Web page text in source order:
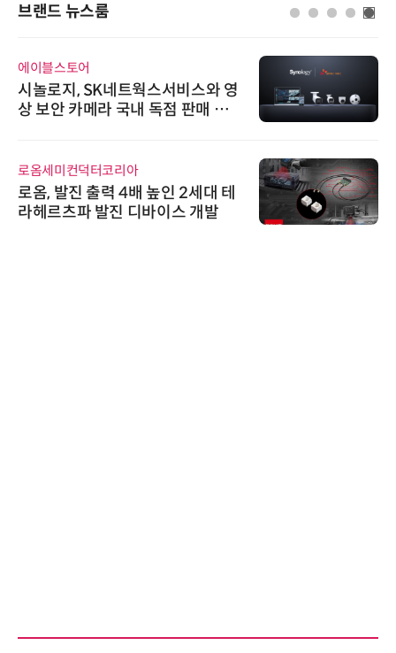
브랜드 뉴스룸
에이블스토어
시놀로지, SK네트웍스서비스와 영
상 보안 카메라 국내 독점 판매 파
로옴세미컨덕터코리아
로옴, 발진 출력 4배 높인 2세대 테
라헤르츠파 발진 디바이스 개발